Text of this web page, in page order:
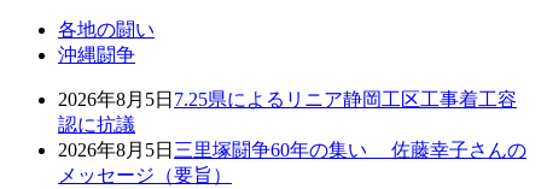
各地の闘い
沖縄闘争
2026年8月5日 7.25県によるリニア静岡工区工事着工容
認に抗議
2026年8月5日 三里塚闘争60年の集い 佐藤幸子さんの
メッセージ（要旨）